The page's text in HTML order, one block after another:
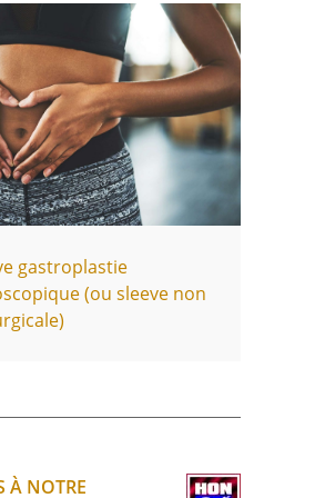
gastroplastie
(ou sleeve non
À NOTRE